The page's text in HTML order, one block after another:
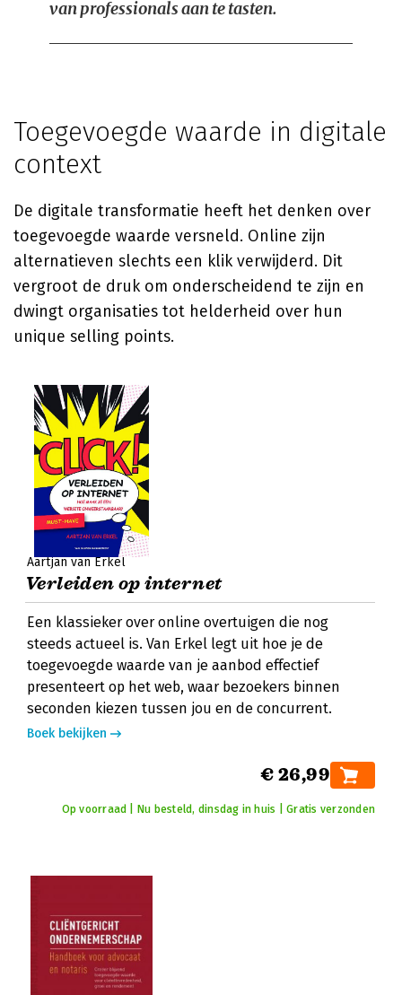
van professionals aan te tasten.
Toegevoegde waarde in digitale
context
De digitale transformatie heeft het denken over
toegevoegde waarde versneld. Online zijn
alternatieven slechts een klik verwijderd. Dit
vergroot de druk om onderscheidend te zijn en
dwingt organisaties tot helderheid over hun
unique selling points.
Aartjan van Erkel
Verleiden op internet
Een klassieker over online overtuigen die nog
steeds actueel is. Van Erkel legt uit hoe je de
toegevoegde waarde van je aanbod effectief
presenteert op het web, waar bezoekers binnen
seconden kiezen tussen jou en de concurrent.
Boek bekijken
€ 26,99
Op voorraad | Nu besteld, dinsdag in huis | Gratis verzonden